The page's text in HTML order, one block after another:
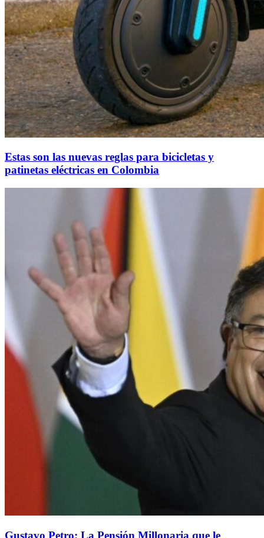
Estas son las nuevas reglas para bicicletas y
patinetas eléctricas en Colombia
Gustavo Petro: La Pensión Millonaria que le